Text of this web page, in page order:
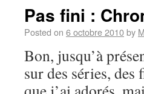
Pas fini :
Posted on 6 octobre 2010by
Bon, jusqu’à
sur des séries,